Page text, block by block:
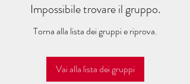
Impossibile trovare il gruppo.
Torna alla lista dei gruppi e riprova.
Vai alla lista dei gruppi